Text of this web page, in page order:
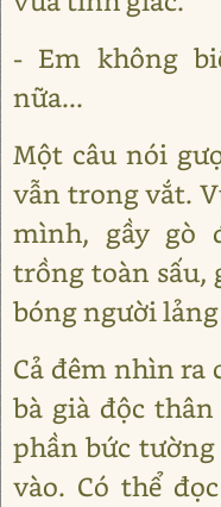
- Em không
nữa...
Một câu nói
vẫn trong vắt.
mình, gầy gò
trồng toàn sấu,
bóng người
Cả đêm nhìn ra
bà già độc
phần bức
vào. Có thể